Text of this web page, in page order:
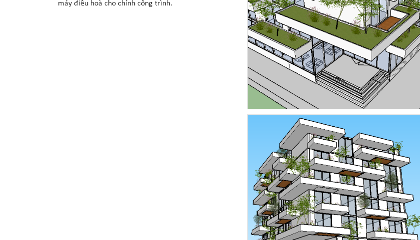
máy điều hoà cho chính công trình.